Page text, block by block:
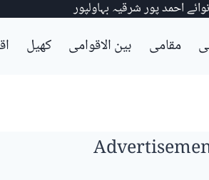
احمد پور شرقیہ بہاولپور
مقامی بین الاقوامی کھیل